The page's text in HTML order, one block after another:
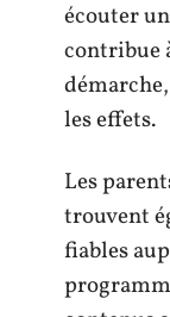
écouter
contribue
les effets.
Les
trouvent
fiables